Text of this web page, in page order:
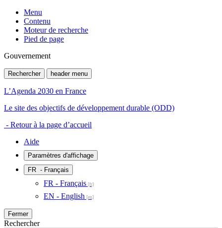
Menu
Contenu
Moteur de recherche
Pied de page
Gouvernement
Rechercher header menu
L’Agenda 2030 en France
Le site des objectifs de développement durable (ODD)
- Retour à la page d’accueil
Aide
Paramètres d'affichage
FR - Français
FR - Français
EN - English
Fermer
Rechercher